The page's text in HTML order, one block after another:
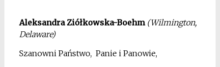
Aleksandra Ziółkowska-Boehm (Wilmington,
Delaware)
Szanowni Państwo, Panie i Panowie,